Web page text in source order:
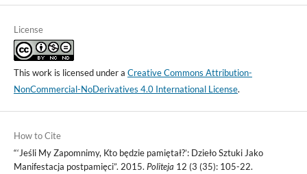
License
This work is licensed under a Creative Commons Attribution-
NonCommercial-NoDerivatives 4.0 International License.
How to Cite
“‘Jeśli My Zapomnimy, Kto będzie pamiętał?’: Dzieło Sztuki Jako
Manifestacja postpamięci”. 2015. Politeja 12 (3 (35): 105-22.